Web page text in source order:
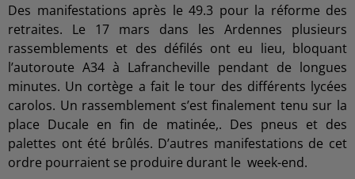
Des manifestations après le 49.3 pour la réforme des
retraites. Le 17 mars dans les Ardennes plusieurs
rassemblements et des défilés ont eu lieu, bloquant
l’autoroute A34 à Lafrancheville pendant de longues
minutes. Un cortège a fait le tour des différents lycées
carolos. Un rassemblement s’est finalement tenu sur la
place Ducale en fin de matinée,. Des pneus et des
palettes ont été brûlés. D’autres manifestations de cet
ordre pourraient se produire durant le week-end.